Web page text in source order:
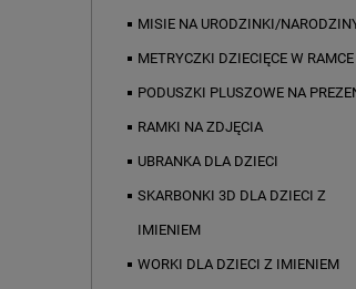
MISIE NA URODZINKI/
METRYCZKI DZIECIĘCE W RAMCE
PODUSZKI PLUSZOWE NA
RAMKI NA ZDJĘCIA
UBRANKA DLA DZIECI
SKARBONKI 3D DLA DZIECI Z
IMIENIEM
WORKI DLA DZIECI Z IMIENIEM